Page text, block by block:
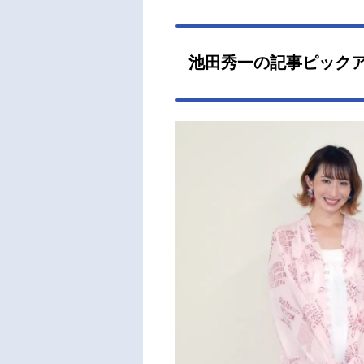
池田秀一の記事ピック